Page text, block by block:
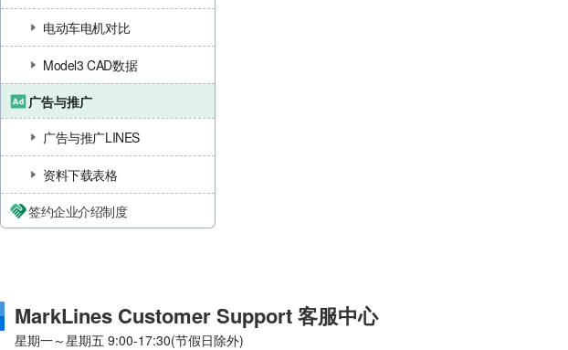
电动车电机对比
Model3 CAD数据
广告与推广
广告与推广LINES
资料下载表格
签约企业介绍制度
MarkLines Customer Support 客服中心
星期一～星期五 9:00-17:30(节假日除外)